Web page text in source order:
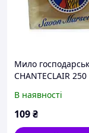
Мило
CHANTECLAIR 250
В наявності
109₴